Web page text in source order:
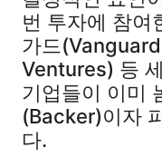
번 투자에 참여
가드
Ventures) 등
기업들이 이미
(Backer)이자
다.